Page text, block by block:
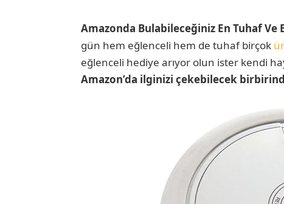
Amazonda Bulabileceğiniz En Tuhaf Ve
gün hem eğlenceli hem de tuhaf birçok
eğlenceli hediye arıyor olun ister kendi
Amazon’da ilginizi çekebilecek